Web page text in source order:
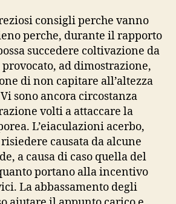
consigli perche vanno
perche, durante il rapporto
succedere coltivazione da
provocato, ad dimostrazione,
di non capitare all’altezza
sono ancora circostanza
volti a attaccare la
L’eiaculazioni acerbo,
causata da alcune
a causa di caso quella del
portano alla incentivo
La abbassamento degli